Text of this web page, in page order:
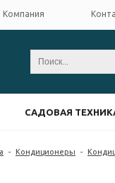
Компания
САДОВАЯ
- Кондиционеры -